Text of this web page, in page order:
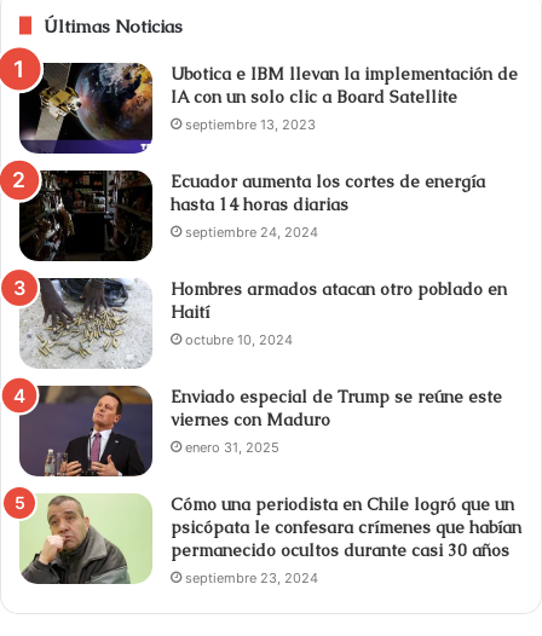
Últimas Noticias
Ubotica e IBM llevan la implementación de
IA con un solo clic a Board Satellite
septiembre 13, 2023
Ecuador aumenta los cortes de energía
hasta 14 horas diarias
septiembre 24, 2024
Hombres armados atacan otro poblado en
Haití
octubre 10, 2024
Enviado especial de Trump se reúne este
viernes con Maduro
enero 31, 2025
Cómo una periodista en Chile logró que un
psicópata le confesara crímenes que habían
permanecido ocultos durante casi 30 años
septiembre 23, 2024